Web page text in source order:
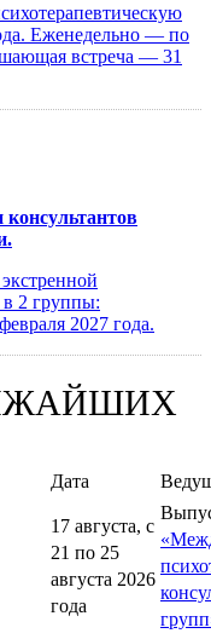
Еженедельно — по
встреча — 31
2 группы:
2027 года.
Дата
17 августа, с
21 по 25
августа 2026
года